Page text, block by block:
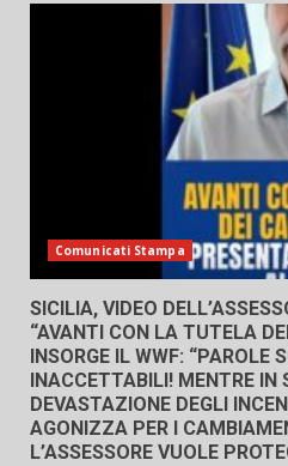
Comunicati Stampa
SICILIA, VIDEO
“AVANTI CON LA TUTELA
INSORGE IL WWF: “PAROLE
INACCETTABILI! MENTRE
DEVASTAZIONE DEGLI
AGONIZZA PER I
L’ASSESSORE VUOLE